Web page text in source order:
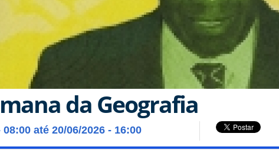
da Geografia
08:00 até 20/06/2026 - 16:00